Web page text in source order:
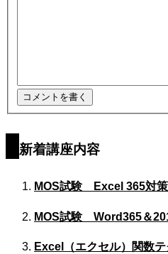
新着講座内容
MOS試験 Excel 365対
MOS試験 Word365＆
Excel（エクセル）関数